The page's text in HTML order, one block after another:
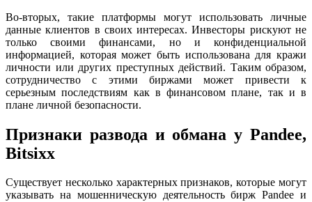
Во-вторых, такие платформы могут использовать личные
данные клиентов в своих интересах. Инвесторы рискуют не
только своими финансами, но и конфиденциальной
информацией, которая может быть использована для кражи
личности или других преступных действий. Таким образом,
сотрудничество с этими биржами может привести к
серьезным последствиям как в финансовом плане, так и в
плане личной безопасности.
Признаки развода и обмана у Pandee,
Bitsixx
Существует несколько характерных признаков, которые могут
указывать на мошенническую деятельность бирж Pandee и